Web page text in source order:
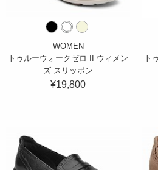
WOMEN
トゥルーウォークゼロ II ウィメン
ズ スリッポン
¥19,800
ト